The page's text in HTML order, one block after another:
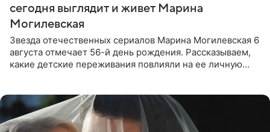
сегодня выглядит и живет Марина
Могилевская
Звезда отечественных сериалов Марина Могилевская 6
августа отмечает 56-й день рождения. Рассказываем,
какие детские переживания повлияли на ее личную